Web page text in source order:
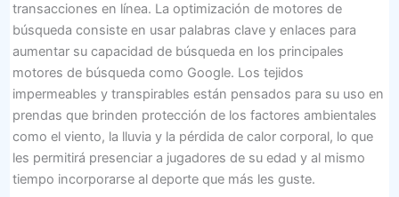
transacciones en línea. La optimización de motores de
búsqueda consiste en usar palabras clave y enlaces para
aumentar su capacidad de búsqueda en los principales
motores de búsqueda como Google. Los tejidos
impermeables y transpirables están pensados ​​para su uso en
prendas que brinden protección de los factores ambientales
como el viento, la lluvia y la pérdida de calor corporal, lo que
les permitirá presenciar a jugadores de su edad y al mismo
tiempo incorporarse al deporte que más les guste.